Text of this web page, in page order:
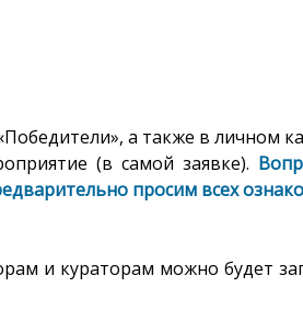
а также в личном
(в самой заявке).
просим всех
и кураторам можно будет